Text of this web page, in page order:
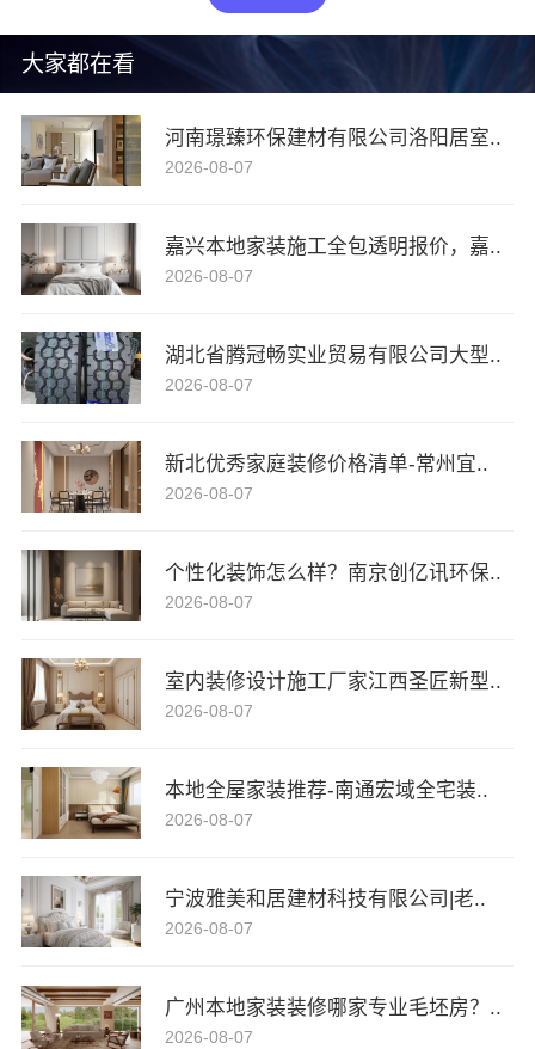
大家都在看
河南璟臻环保建材有限公司洛阳居室..
2026-08-07
嘉兴本地家装施工全包透明报价，嘉..
2026-08-07
湖北省腾冠畅实业贸易有限公司大型..
2026-08-07
新北优秀家庭装修价格清单-常州宜..
2026-08-07
个性化装饰怎么样？南京创亿讯环保..
2026-08-07
室内装修设计施工厂家江西圣匠新型..
2026-08-07
本地全屋家装推荐-南通宏域全宅装..
2026-08-07
宁波雅美和居建材科技有限公司|老..
2026-08-07
广州本地家装装修哪家专业毛坯房？..
2026-08-07